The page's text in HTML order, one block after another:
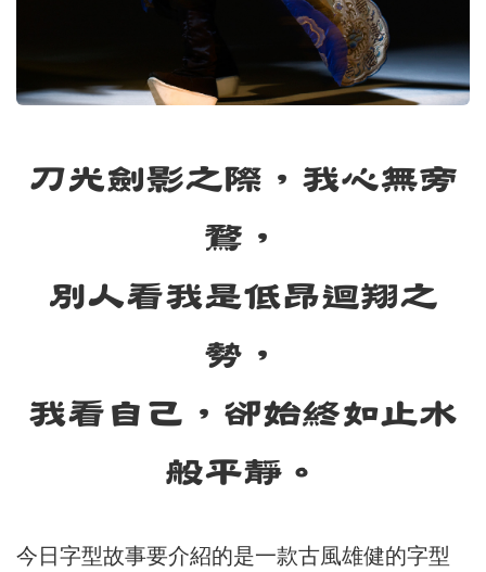
刀光劍影之際 ，我心無旁
鶩，
別人看我是低昂迴翔之
勢，
我看自己，卻始終如止水
般平靜。
今日字型故事要介紹的是一款古風雄健的字型